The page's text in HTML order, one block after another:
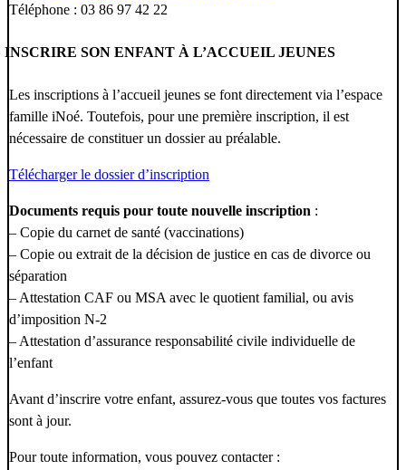
Téléphone : 03 86 97 42 22
INSCRIRE SON ENFANT À L’ACCUEIL JEUNES
Les inscriptions à l’accueil jeunes se font directement via l’espace
famille iNoé. Toutefois, pour une première inscription, il est
nécessaire de constituer un dossier au préalable.
Télécharger le dossier d’inscription
Documents requis pour toute nouvelle inscription :
– Copie du carnet de santé (vaccinations)
– Copie ou extrait de la décision de justice en cas de divorce ou
séparation
– Attestation CAF ou MSA avec le quotient familial, ou avis
d’imposition N-2
– Attestation d’assurance responsabilité civile individuelle de
l’enfant
Avant d’inscrire votre enfant, assurez-vous que toutes vos factures
sont à jour.
Pour toute information, vous pouvez contacter :